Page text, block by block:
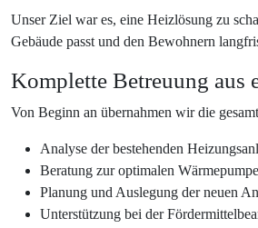
Unser Ziel war es, eine Heizlösung zu
Gebäude passt und den Bewohnern
Komplette Betreuung aus
Von Beginn an übernahmen wir die
Analyse der bestehenden
Beratung zur optimalen
Planung und Auslegung der neuen
Unterstützung bei der